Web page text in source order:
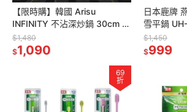
【限時購】韓國 Arisu
INFINITY 不沾深炒鍋 30cm /
32cm 可用IH電磁 深型《贈
LION洗碗精》
$1,480
$1,090
日本鹿牌
雪平鍋
湯鍋
$1,450
$999
69
折